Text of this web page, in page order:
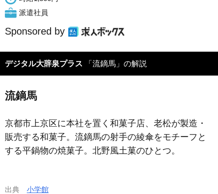
派遣社員
Sponsored by
デジタル大辞泉プラス 「流鏑馬」の解説
流鏑馬
京都市上京区に本社を置く和菓子店、老松が製造・
販売する和菓子。流鏑馬の射手の綾傘をモチーフと
する平鍋物の焼菓子。北野風土菓のひとつ。
出典 小学館